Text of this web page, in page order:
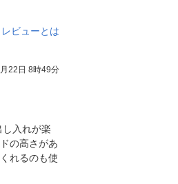
レビューとは
22日 8時49分
入れが楽
の高さがあ
れるのも使